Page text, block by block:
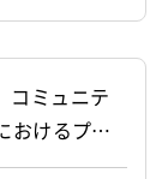
広くご対応い
オブジェク
ャラクタ...
コミュニテ
おけるプロ